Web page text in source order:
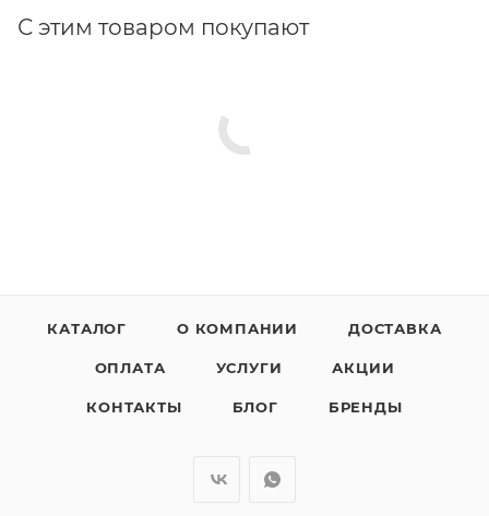
С этим товаром покупают
КАТАЛОГ О КОМПАНИИ ДОСТАВКА
ОПЛАТА УСЛУГИ АКЦИИ
КОНТАКТЫ БЛОГ БРЕНДЫ